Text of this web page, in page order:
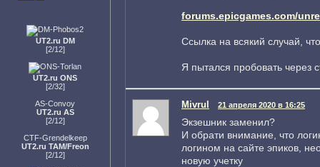
UT2.ru DM
[2/12]
UT2.ru ONS
[2/32]
AS-Convoy
UT2.ru AS
[2/12]
CTF-Grendelkeep
UT2.ru TAM/Freon
[2/12]
forums.epicgames.com/
Ссылка на всякий случай,
Я пытался пробовать через
Mivrul 21 апреля 2020 в 16:25
Экзешник заменил?
И обрати внимание, что
логином на сайте эпиков,
новую учетку